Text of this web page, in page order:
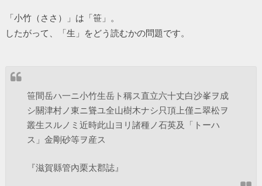
「小竹（ささ）」は「笹」。
したがって、「生」をどう読むかの問題です。
笹間岳ハ一ニ小竹生岳ト稱ス直立六十丈白沙峯ヲ成
シ關津村ノ東ニ聳ユ全山樹木ナシ只頂上僅ニ翠松ヲ
叢生スルノミ近時此山ヨリ諸種ノ石英及「トーハ
ス」金剛砂等ヲ産ス
『滋賀縣管內栗太郡誌』